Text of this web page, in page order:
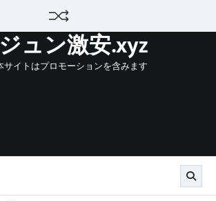
ュン激安.xyz
サイトはプロモーションを含みます